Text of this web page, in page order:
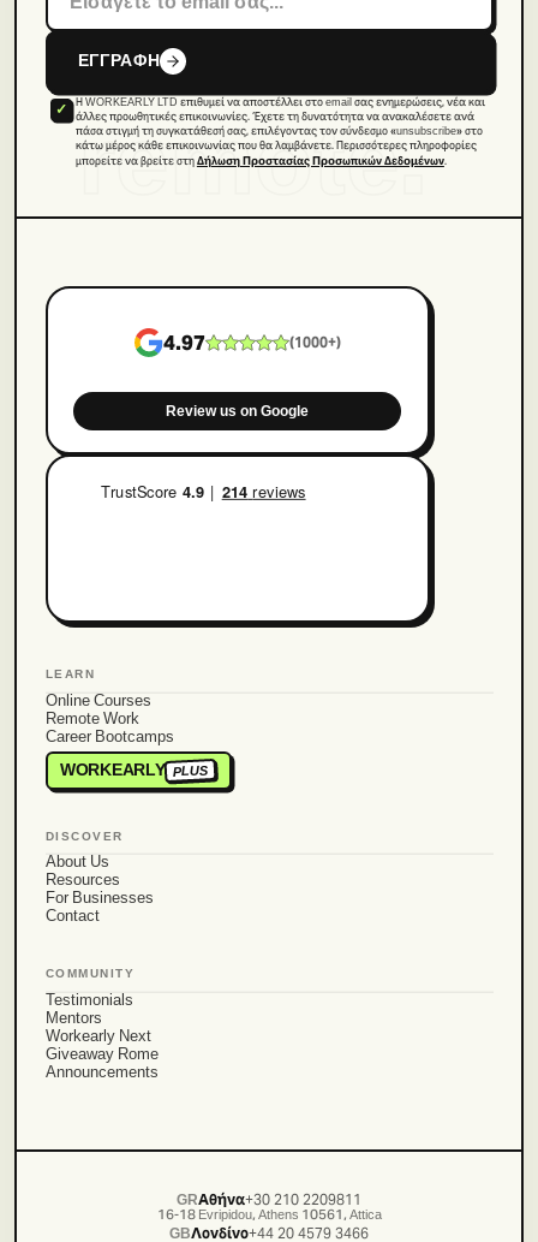
remote.
ΕΓΓΡΑΦΗ
Η WORKEARLY LTD επιθυμεί να αποστέλλει στο email σας ενημερώσεις, νέα και
άλλες προωθητικές επικοινωνίες. Έχετε τη δυνατότητα να ανακαλέσετε ανά
πάσα στιγμή τη συγκατάθεσή σας, επιλέγοντας τον σύνδεσμο «unsubscribe» στο
κάτω μέρος κάθε επικοινωνίας που θα λαμβάνετε. Περισσότερες πληροφορίες
μπορείτε να βρείτε στηΔήλωση Προστασίας Προσωπικών Δεδομένων.
4.97 (1000+)
Review us on Google
LEARN
Online Courses
Remote Work
Career Bootcamps
WORKEARLY PLUS
DISCOVER
About Us
Resources
For Businesses
Contact
COMMUNITY
Testimonials
Mentors
Workearly Next
Giveaway Rome
Announcements
GRΑθήνα+30 210 2209811
16-18 Evripidou, Athens 10561, Attica
GBΛονδίνο+44 20 4579 3466